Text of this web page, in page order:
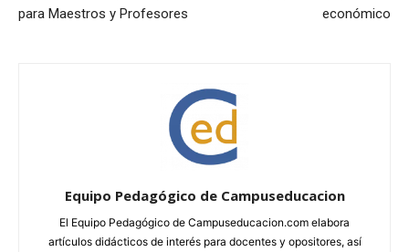
para Maestros y Profesores
económico
Equipo Pedagógico de Campuseducacion
El Equipo Pedagógico de Campuseducacion.com elabora
artículos didácticos de interés para docentes y opositores, así